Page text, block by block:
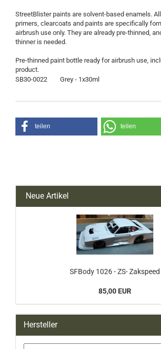
StreetBlister paints are solvent-based enamels.
primers, clearcoats and paints are specifically
airbrush use only. They are already pre-thinned,
thinner is needed.
Pre-thinned paint bottle ready for airbrush use,
product.
SB30-0022
Grey - 1x30ml
teilen teilen
Neue Artikel
SFBody 1026 - ZS- Zakspeed
85,00 EUR
Hersteller